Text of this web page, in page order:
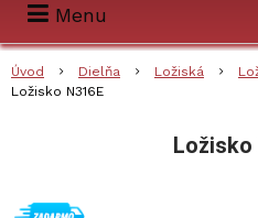
Menu
Úvod Dielňa Ložiská
Ložisko N316E
Ložisko